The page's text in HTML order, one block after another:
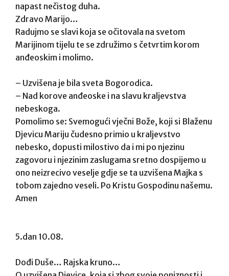
napast nečistog duha.
Zdravo Marijo…
Radujmo se slavi koja se očitovala na svetom
Marijinom tijelu te se združimo s četvrtim korom
anđeoskim i molimo.
– Uzvišena je bila sveta Bogorodica.
– Nad korove anđeoske i na slavu kraljevstva
nebeskoga.
Pomolimo se: Svemogući vječni Bože, koji si Blaženu
Djevicu Mariju čudesno primio u kraljevstvo
nebesko, dopusti milostivo da i mi po njezinu
zagovoru i njezinim zaslugama sretno dospijemo u
ono neizrecivo veselje gdje se ta uzvišena Majka s
tobom zajedno veseli. Po Kristu Gospodinu našemu.
Amen
5.dan 10.08.
Dođi Duše… Rajska kruno…